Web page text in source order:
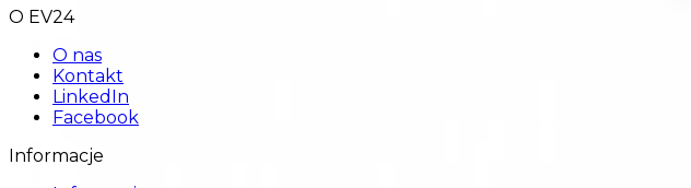
O EV24
O nas
Kontakt
LinkedIn
Facebook
Informacje